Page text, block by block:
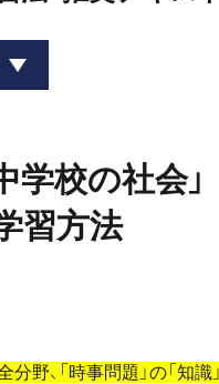
学校の社会」
習方法
分野、「時事問題」の「知